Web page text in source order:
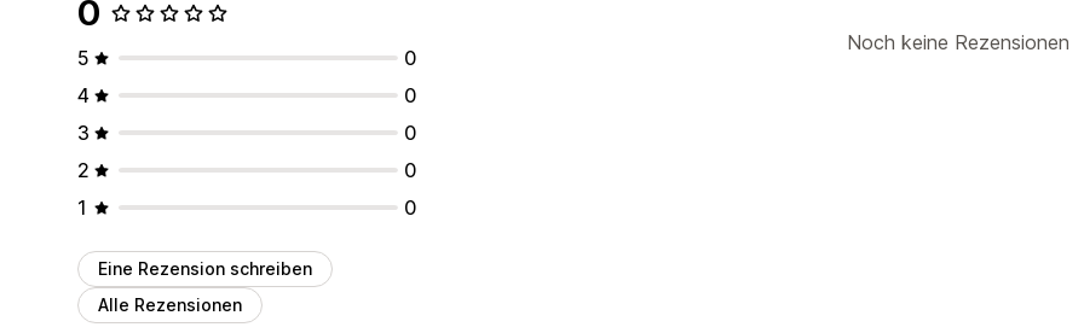
0
5
0
4
0
3
0
2
0
1
0
Eine Rezension schreiben
Alle Rezensionen
Noch keine Rezensionen